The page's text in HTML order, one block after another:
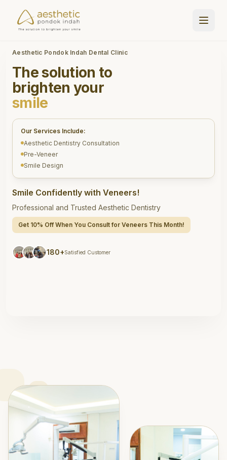
Aesthetic Pondok Indah Dental Clinic
The solution to
brighten your
smile
Our Services Include:
Aesthetic Dentistry Consultation
Pre-Veneer
Smile Design
Smile Confidently with Veneers!
Professional and Trusted Aesthetic Dentistry
Get 10% Off When You Consult for Veneers This Month!
180+Satisfied Customer